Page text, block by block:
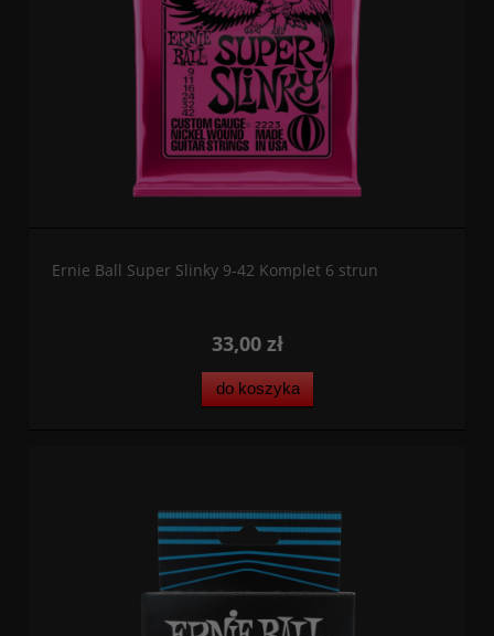
Ernie Ball Super Slinky 9-42 Komplet 6 strun
33,00 zł
do koszyka